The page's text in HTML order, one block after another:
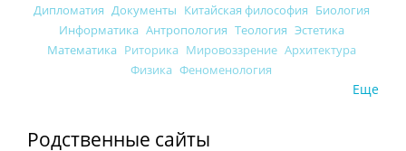
Дипломатия Документы Китайская философия Биология
Информатика Антропология Теология Эстетика
Математика Риторика Мировоззрение Архитектура
Физика Феноменология
Еще
Родственные сайты